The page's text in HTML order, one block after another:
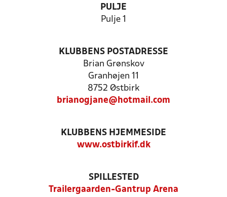
PULJE
Pulje 1
KLUBBENS POSTADRESSE
Brian Grønskov
Granhøjen 11
8752 Østbirk
brianogjane@hotmail.com
KLUBBENS HJEMMESIDE
www.ostbirkif.dk
SPILLESTED
Trailergaarden-Gantrup Arena